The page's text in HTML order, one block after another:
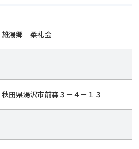
雄湯郷 柔礼会
秋田県湯沢市前森３－４－１３